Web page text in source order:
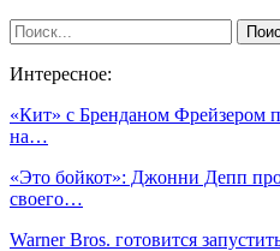
Интересное:
«Кит» с Бренданом Фрейзером
на…
«Это бойкот»: Джонни Депп
своего…
Warner Bros. готовится